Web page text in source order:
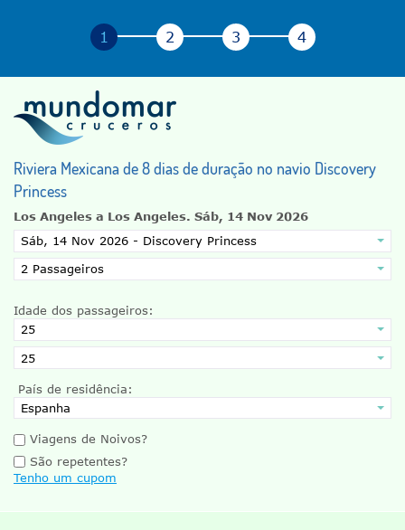
Riviera Mexicana de 8 dias de duração no navio Discovery
Princess
Los Angeles a Los Angeles. Sáb, 14 Nov 2026
Idade dos passageiros:
País de residência:
Viagens de Noivos?
São repetentes?
Tenho um cupom